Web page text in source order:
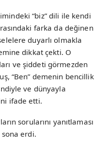
“biz” dili ile kendi
farka da değinen
duyarlı olmakla
dikkat çekti. O
ve şiddeti görmezden
“Ben” demenin bencillik
ve dünyayla
ifade etti.
sorularını yanıtlaması
sona erdi.